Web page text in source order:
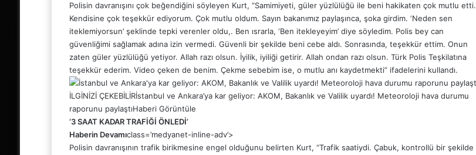
Polisin davranışını çok beğendiğini söyleyen Kurt, “Samimiyeti, güler yüzlülüğü ile beni hakikaten çok mutlu etti.
Kendisine çok teşekkür ediyorum. Çok mutlu oldum. Sayın bakanımız paylaşınca, şoka girdim. ‘Neden sen
iteklemiyorsun’ şeklinde tepki verenler oldu,. Ben ısrarla, ‘Ben itekleyeyim’ diye söyledim. Polis bey can
güvenliğimi sağlamak adına izin vermedi. Güvenli bir şekilde beni cebe aldı. Sonrasında, teşekkür ettim. Onun
zaten güler yüzlülüğü yetiyor. Allah razı olsun. İyilik, iyiliği getirir. Allah ondan razı olsun. Türk Polis Teşkilatına
teşekkür ederim. Video çeken de benim. Çekme sebebim ise, o mutlu anı kaydetmekti” ifadelerini kullandı.
İLGİNİZİ ÇEKEBİLİRİstanbul ve Ankara’ya kar geliyor: AKOM, Bakanlık ve Valilik uyardı! Meteoroloji hava durumu
raporunu paylaştıHaberi Görüntüle
‘3 SAAT KADAR TRAFİĞİ ÖNLEDİ’
Haberin Devamıclass=’medyanet-inline-adv’>
Polisin davranışının trafik birikmesine engel olduğunu belirten Kurt, “Trafik saatiydi. Çabuk, kontrollü bir şekilde